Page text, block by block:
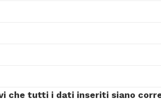
che tutti i dati inseriti siano